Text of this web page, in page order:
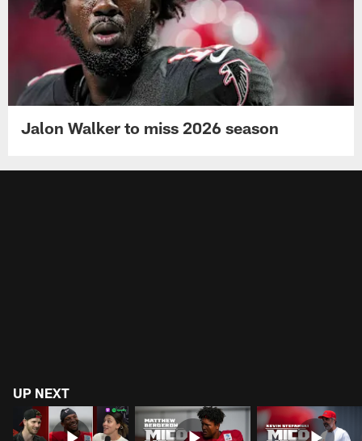
Jalon Walker to miss 2026 season
UP NEXT